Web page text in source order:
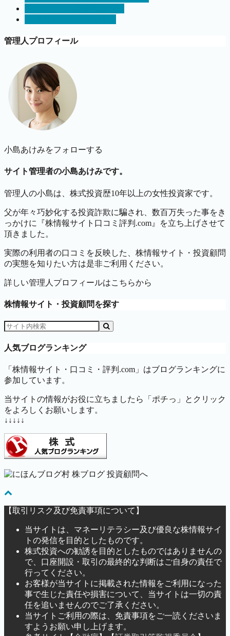
管理人プロフィール
小島あけみをフォローする
サイト管理者の小島あけみです。
管理人の小島は、株式投資歴10年以上の女性投資家です。
父が年々巧妙化する投資詐欺に騙され、数百万失った事をき
っかけに『株情報サイト口コミ評判.com』を立ち上げさせて
頂きました。
実際の利用者の口コミを反映した、株情報サイト・投資顧問
の実態を知りたい方は是非ご利用ください。
詳しい管理人プロフィールはこちらから
株情報サイト・投資顧問を探す
人気ブログランキング
「株情報サイト・口コミ・評判.com」はブログランキングに
参加しています。
当サイトの情報がお役に立ちましたら「ポチっ」とクリック
をよろしくお願いします。
↓↓↓↓↓
【取引リスク及び免責事項について】
当サイトは、マネーリテラシー及び優良な株情報サイ
トの発信を目的としたものです。
株式投資への勧誘を目的としたものではありませんの
で、口座開設・取引の最終的な判断はご自身の責任で
行ってください。
お客様が当サイトに掲載された情報をご利用になった
事で生じた責任や損害について、当サイトは一切の責
任を追いませんのでご了承ください。
当サイトご利用の際は、免責事項をご一読くださいま
すようお願い申し上げます。